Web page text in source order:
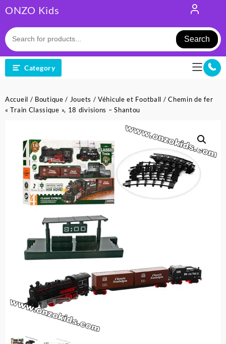
to
content
ONZO Kids
Search
Category
Accueil / Boutique / Jouets /Véhicule et Football / Chemin de fer
« Train Classique », 18 divisions – Shantou